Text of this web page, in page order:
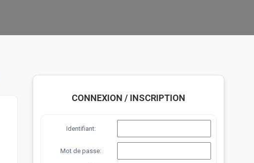
CONNEXION / INSCRIPTION
Identifiant:
Mot de passe: